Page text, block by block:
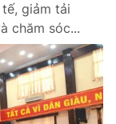
giảm tải
chăm sóc...